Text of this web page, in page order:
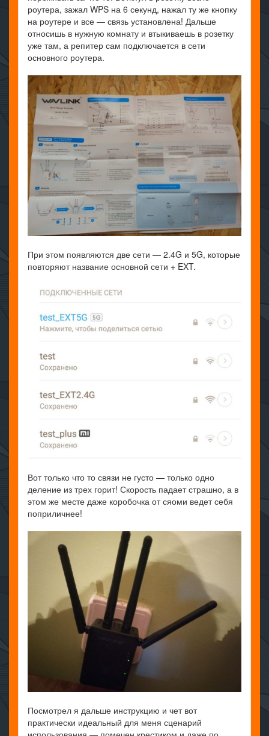
роутера, зажал WPS на 6 секунд, нажал ту же кнопку
на роутере и все — связь установлена! Дальше
относишь в нужную комнату и втыкиваешь в розетку
уже там, а репитер сам подключается в сети
основного роутера.
При этом появляются две сети — 2.4G и 5G, которые
повторяют название основной сети + EXT.
Вот только что то связи не густо — только одно
деление из трех горит! Скорость падает страшно, а в
этом же месте даже коробочка от сяоми ведет себя
поприличнее!
Посмотрел я дальше инструкцию и чет вот
практически идеальный для меня сценарий